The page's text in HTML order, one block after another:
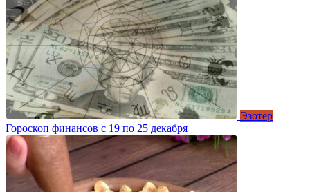
Эзотер
Гороскоп финансов с 19 по 25 декабря